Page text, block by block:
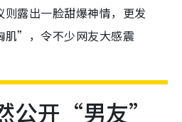
露出一脸甜爆神情，更发
”，令不少网友大感震
公开“男友”